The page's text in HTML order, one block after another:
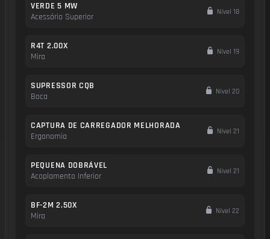
VERDE 5 MW
Acessório Superior
Nível 18
R4T 2.00X
Mira
Nível 19
SUPRESSOR CQB
Boca
Nível 20
CAPTURA DE CARREGADOR MELHORADA
Ergonomia
Nível 21
PEQUENA DOBRÁVEL
Acoplamento Inferior
Nível 21
BF-2M 2.50X
Mira
Nível 22